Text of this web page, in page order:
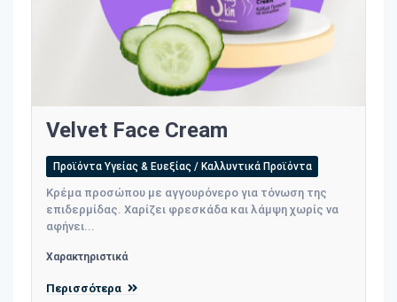
Velvet Face Cream
Προϊόντα Υγείας & Ευεξίας / Καλλυντικά Προϊόντα
Kρέμα προσώπου με αγγουρόνερο για τόνωση της
επιδερμίδας. Χαρίζει φρεσκάδα και λάμψη χωρίς να
αφήνει...
Χαρακτηριστικά
Περισσότερα